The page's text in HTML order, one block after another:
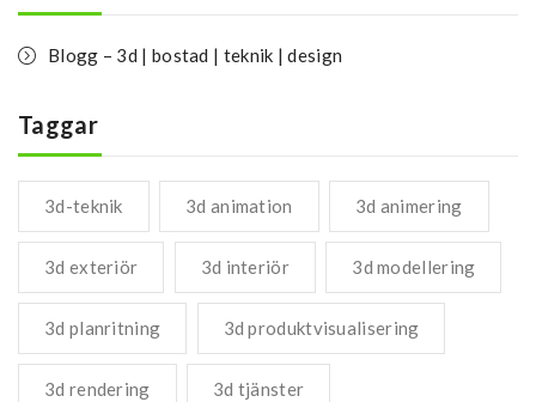
Blogg – 3d | bostad | teknik | design
Taggar
3d-teknik 3d animation 3d animering
3d exteriör 3d interiör 3d modellering
3d planritning 3d produktvisualisering
3d rendering 3d tjänster